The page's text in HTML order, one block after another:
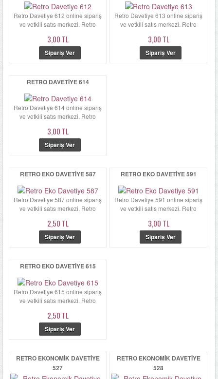
Retro Davetiye 612 online sipariş
ve yetkili satış merkezi. Retro
3,00 TL
Retro Davetiye 613 online sipariş
ve yetkili satış merkezi. Retro
3,00 TL
RETRO DAVETIYE 614
Retro Davetiye 614 online sipariş
ve yetkili satış merkezi. Retro
3,00 TL
RETRO EKO DAVETIYE 587
Retro Davetiye 587 online sipariş
ve yetkili satış merkezi. Retro
2,50 TL
RETRO EKO DAVETIYE 591
Retro Davetiye 591 online sipariş
ve yetkili satış merkezi. Retro
3,00 TL
RETRO EKO DAVETIYE 615
Retro Davetiye 615 online sipariş
ve yetkili satış merkezi. Retro
2,50 TL
RETRO EKONOMIK DAVETIYE
527
RETRO EKONOMIK DAVETIYE
528